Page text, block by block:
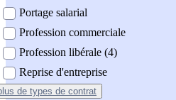
Portage salarial
Profession commerciale
Profession libérale (4)
Reprise d'entreprise
de types de contrat